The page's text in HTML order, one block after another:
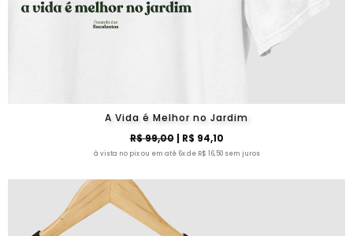
A Vida é Melhor no Jardim
R$ 99,00| R$ 94,10
à vista no pix ou em até 6x de R$ 16,50 sem juros